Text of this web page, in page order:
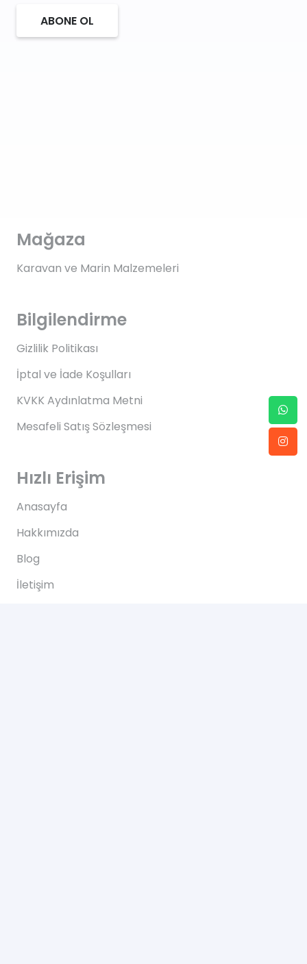
ABONE OL
Mağaza
Karavan ve Marin Malzemeleri
Bilgilendirme
Gizlilik Politikası
İptal ve İade Koşulları
KVKK Aydınlatma Metni
Mesafeli Satış Sözleşmesi
Hızlı Erişim
Anasayfa
Hakkımızda
Blog
İletişim